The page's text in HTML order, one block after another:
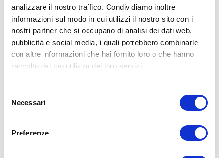
analizzare il nostro traffico. Condividiamo inoltre
informazioni sul modo in cui utilizzi il nostro sito con i
nostri partner che si occupano di analisi dei dati web,
pubblicità e social media, i quali potrebbero combinarle
con altre informazioni che hai fornito loro o che hanno
raccolto dal tuo utilizzo dei loro servizi.
delNecessari
Preferenze
fisica o regime alimentare.
Condividi:
X
Facebook
AllenamentoAllenamento DonneAllenamento Vip
ADD COMMENT